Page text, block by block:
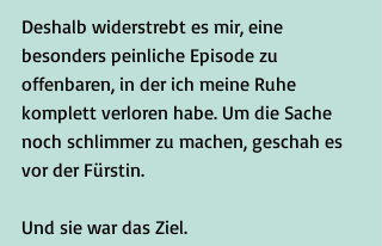
Deshalb widerstrebt es mir, eine
besonders peinliche Episode zu
offenbaren, in der ich meine Ruhe
komplett verloren habe. Um die Sache
noch schlimmer zu machen, geschah es
vor der Fürstin.
Und sie war das Ziel.